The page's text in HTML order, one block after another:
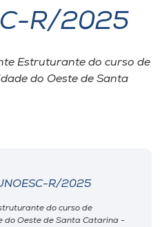
R/2025
Estruturante do curso de
do Oeste de Santa
R/2025
do curso de
do Oeste de Santa Catarina -